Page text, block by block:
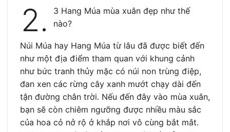
2.
3 Hang Múa mùa xuân đẹp như thế
nào?
Núi Múa hay Hang Múa từ lâu đã được biết đến
như một địa điểm tham quan với khung cảnh
như bức tranh thủy mặc có núi non trùng điệp,
đan xen các rừng cây xanh mướt chạy dài đến
tận đường chân trời. Nếu đến đây vào mùa xuân,
bạn sẽ còn chiêm ngưỡng được nhiều màu sắc
của hoa cỏ nở rộ ở khắp nơi vô cùng bắt mắt.